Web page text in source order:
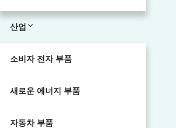
산업
소비자 전자 부품
새로운 에너지 부품
자동차 부품